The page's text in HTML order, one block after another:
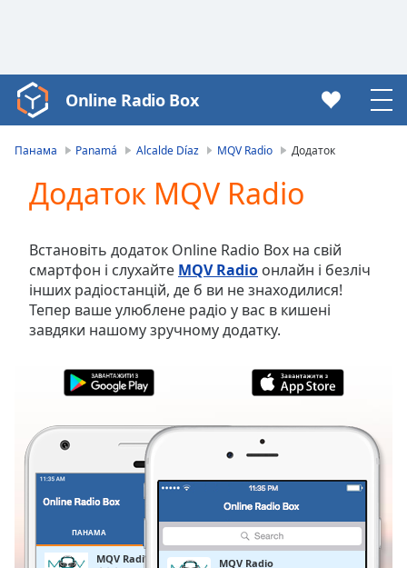
Video
Player
Video
Skip
Backward
Skip
Forward
Mute
Current
Duration-:-
0.00%
Stream
TypeLIVE
Seek to
LIVE
Online Radio Box
Панама Panamá Alcalde Díaz MQV Radio Додаток
Додаток MQV Radio
Встановіть додаток Online Radio Box на свій
смартфон і слухайте MQV Radio онлайн і безліч
інших радіостанцій, де б ви не знаходилися!
Тепер ваше улюблене радіо у вас в кишені
завдяки нашому зручному додатку.
ПАНАМА
MQV Radio MQV Radio